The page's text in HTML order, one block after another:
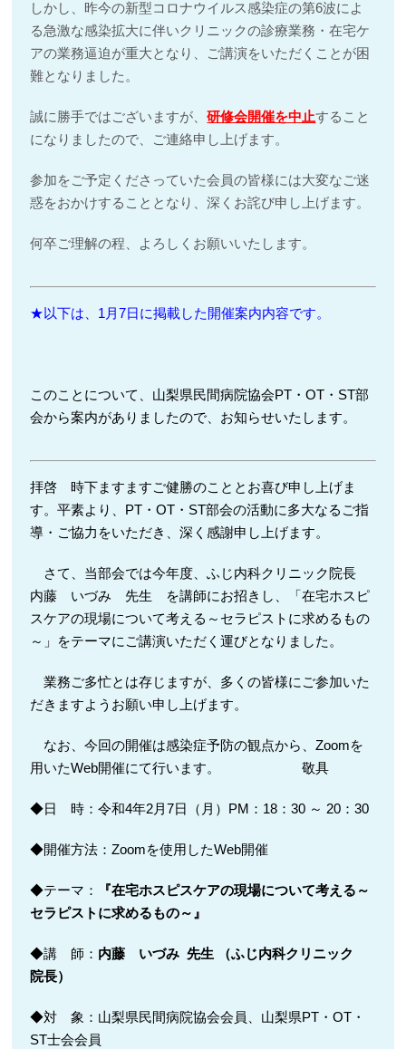
しかし、昨今の新型コロナウイルス感染症の第6波によ
る急激な感染拡大に伴いクリニックの診療業務・在宅ケ
アの業務逼迫が重大となり、ご講演をいただくことが困
難となりました。
誠に勝手ではございますが、研修会開催を中止すること
になりましたので、ご連絡申し上げます。
参加をご予定くださっていた会員の皆様には大変なご迷
惑をおかけすることとなり、深くお詫び申し上げます。
何卒ご理解の程、よろしくお願いいたします。
★以下は、1月7日に掲載した開催案内内容です。
このことについて、山梨県民間病院協会PT・OT・ST部
会から案内がありましたので、お知らせいたします。
拝啓 時下ますますご健勝のこととお喜び申し上げま
す。平素より、PT・OT・ST部会の活動に多大なるご指
導・ご協力をいただき、深く感謝申し上げます。
さて、当部会では今年度、ふじ内科クリニック院長
内藤 いづみ 先生 を講師にお招きし、「在宅ホスピ
スケアの現場について考える～セラピストに求めるもの
～」をテーマにご講演いただく運びとなりました。
業務ご多忙とは存じますが、多くの皆様にご参加いた
だきますようお願い申し上げます。
なお、今回の開催は感染症予防の観点から、Zoomを
用いたWeb開催にて行います。 敬具
◆日 時：令和4年2月7日（月）PM：18：30 ～ 20：30
◆開催方法：Zoomを使用したWeb開催
◆テーマ：
『在宅ホスピスケアの現場について考える～
セラピストに求めるもの～』
◆講 師： 内藤 いづみ 先生
（ふじ内科クリニック
院長）
◆対 象：山梨県民間病院協会会員、山梨県PT・OT・
ST士会会員